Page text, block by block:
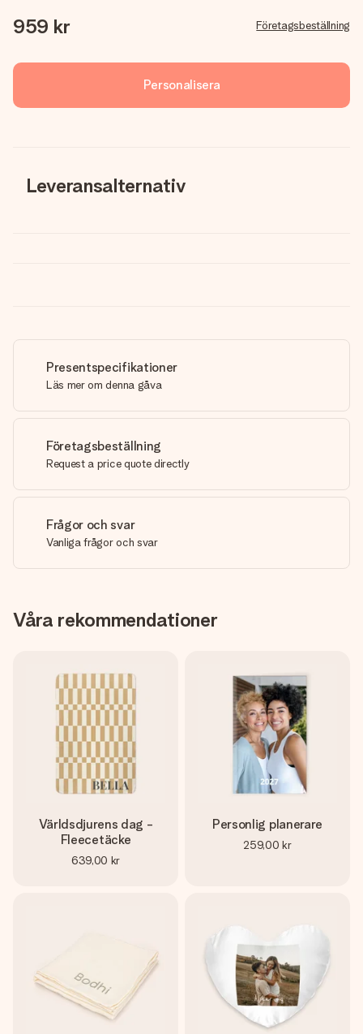
959 kr Företagsbeställning
Personalisera
Leveransalternativ
Presentspecifikationer
Läs mer om denna gåva
Företagsbeställning
Request a price quote directly
Frågor och svar
Vanliga frågor och svar
Våra rekommendationer
Världsdjurens dag -
Fleecetäcke
639,00 kr
Personlig planerare
259,00 kr